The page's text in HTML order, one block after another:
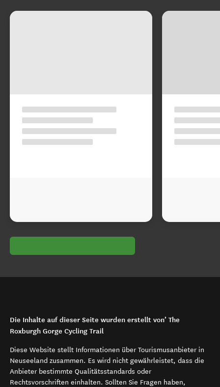
Die Inhalte auf dieser Seite wurden erstellt von’ The
Roxburgh Gorge Cycling Trail
Diese Website stellt Informationen über Tourismusanbieter in
Neuseeland zusammen. Es wird nicht gewährleistet, dass die
Anbieter bestimmte Qualitätsstandards oder
Rechtsvorschriften einhalten. Sollten Sie Fragen haben,